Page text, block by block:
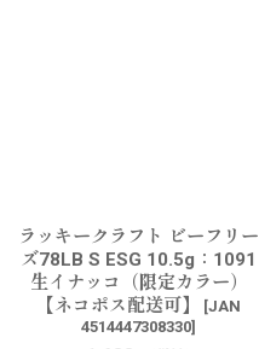
ラッキークラフト ビーフリー
ズ78LB S ESG 10.5g：1091
生イナッコ（限定カラー）
【ネコポス配送可】
[JAN
4514447308330]